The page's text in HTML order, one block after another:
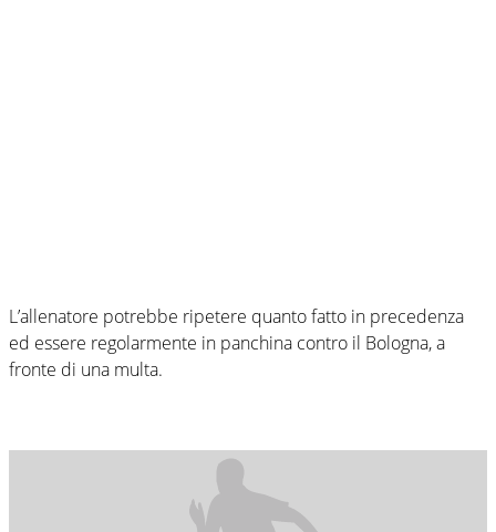
L’allenatore potrebbe ripetere quanto fatto in precedenza
ed essere regolarmente in panchina contro il Bologna, a
fronte di una multa.